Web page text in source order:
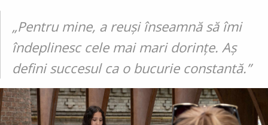
„Pentru mine, a reuși înseamnă să îmi
îndeplinesc cele mai mari dorințe. Aș
defini succesul ca o bucurie constantă.”